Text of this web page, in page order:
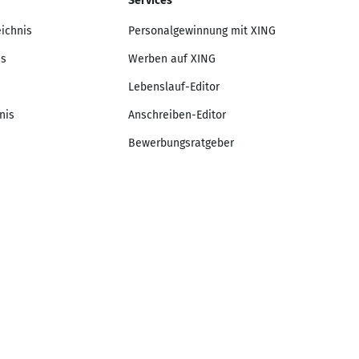
Personalgewinnung mit XING
Werben auf XING
Lebenslauf-Editor
Anschreiben-Editor
Bewerbungsratgeber